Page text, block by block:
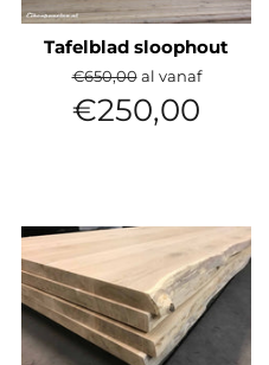
Tafelblad sloophout
Normale
prijs
€650,00 al vanaf
€250,00